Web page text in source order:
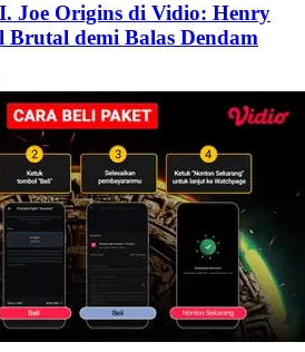
Joe Origins di Vidio: Henry
Brutal demi Balas Dendam